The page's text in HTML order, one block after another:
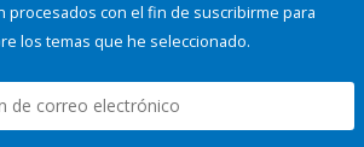
procesados con el fin de suscribirme para
los temas que he seleccionado.